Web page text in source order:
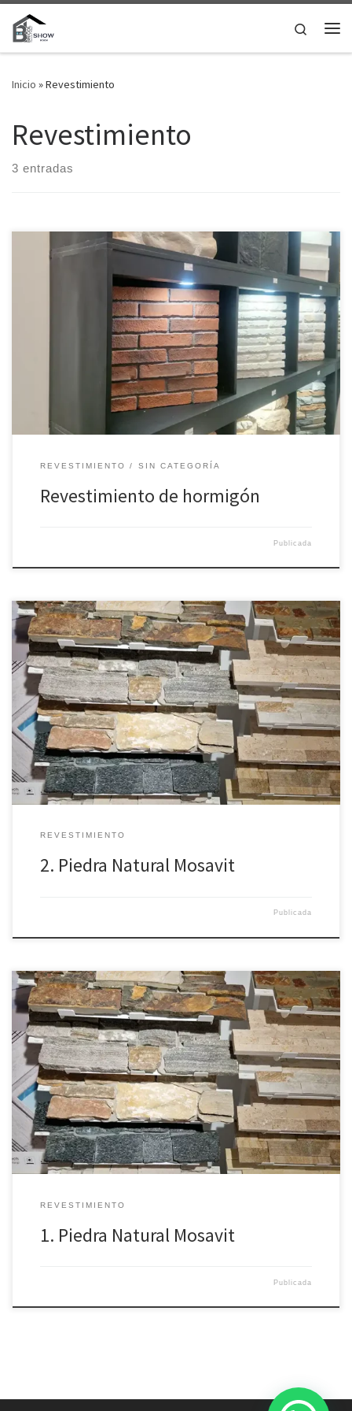
Saltar al contenido
Search
Inicio »Revestimiento
Revestimiento
3 entradas
Revestimiento de hormigón
REVESTIMIENTO SIN CATEGORÍA
Revestimiento de hormigón
Publicada
Revestimiento de piedra natural
REVESTIMIENTO
2. Piedra Natural Mosavit
Publicada
Revestimiento de piedra natural
REVESTIMIENTO
1. Piedra Natural Mosavit
Publicada